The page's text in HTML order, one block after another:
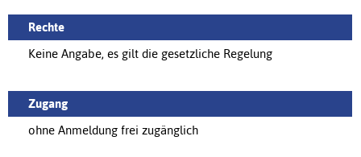
Rechte
Keine Angabe, es gilt die gesetzliche Regelung
Zugang
ohne Anmeldung frei zugänglich